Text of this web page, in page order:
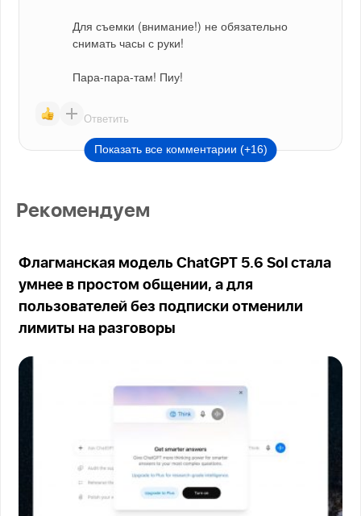
Для съемки (внимание!) не обязательно
снимать часы с руки!
Пара-пара-там! Пиу!
Ответить
Показать все комментарии (+16)
Рекомендуем
Флагманская модель ChatGPT 5.6 Sol стала
умнее в простом общении, а для
пользователей без подписки отменили
лимиты на разговоры